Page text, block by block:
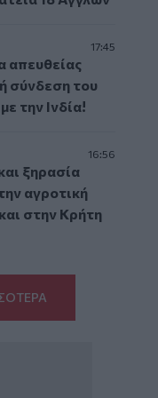
17:45
απευθείας
σύνδεση του
την Ινδία!
16:56
ξηρασία
αγροτική
στην Κρήτη